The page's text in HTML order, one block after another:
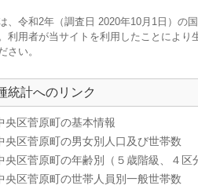
令和2年（調査日 2020年10月1日）の
利用者が当サイトを利用したことによ
さい。
統計へのリンク
央区菅原町の基本情報
央区菅原町の男女別人口及び世帯数
央区菅原町の年齢別（５歳階級、４区
央区菅原町の世帯人員別一般世帯数